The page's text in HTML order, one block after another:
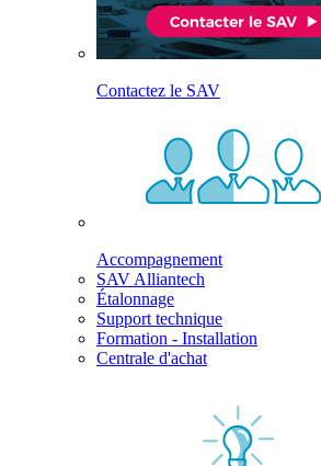
Contactez le SAV
Accompagnement
SAV Alliantech
Étalonnage
Support technique
Formation - Installation
Centrale d'achat